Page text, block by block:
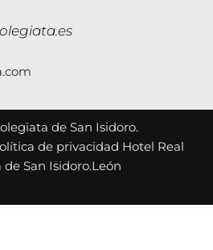
de San Isidoro.
de privacidad Hotel Real
San Isidoro.León